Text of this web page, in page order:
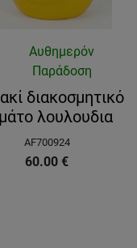
Αυθημερόν
Παράδοση
διακοσμητικό
λουλουδια
AF700924
60.00 €